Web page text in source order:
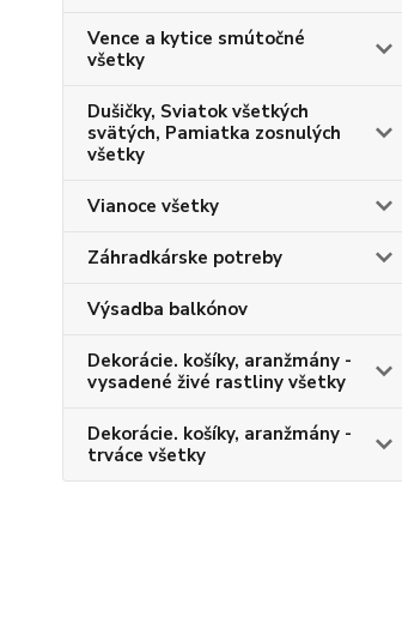
Vence a kytice smútočné
všetky
Dušičky, Sviatok všetkých
svätých, Pamiatka zosnulých
všetky
Vianoce všetky
Záhradkárske potreby
Výsadba balkónov
Dekorácie. košíky, aranžmány -
vysadené živé rastliny všetky
Dekorácie. košíky, aranžmány -
trváce všetky